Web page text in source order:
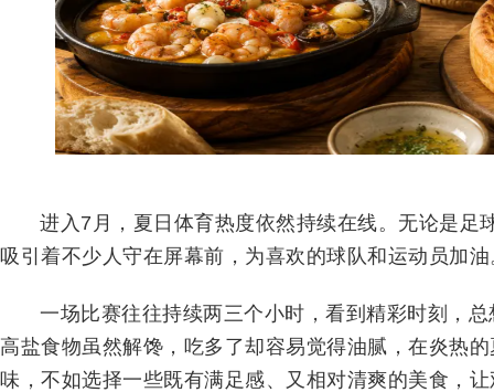
进入7月，夏日体育热度依然持续在线。无论是足
吸引着不少人守在屏幕前，为喜欢的球队和运动员加油
一场比赛往往持续两三个小时，看到精彩时刻，
高盐食物虽然解馋，吃多了却容易觉得油腻，在炎热
味，不如选择一些既有满足感、又相对清爽的美食，